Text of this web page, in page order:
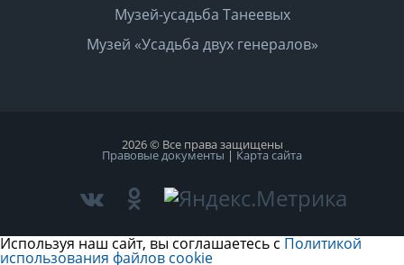
Музей-усадьба Танеевых
Музей «Усадьба двух генералов»
2026 © Все права защищены
Правовые документы | Карта сайта
Используя наш сайт, вы соглашаетесь с Политикой
использования файлов cookie